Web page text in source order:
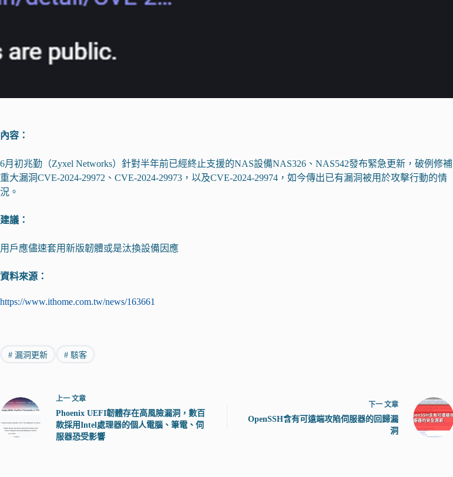
內容：
6月初兆勤（Zyxel Networks）針對半年前已經終止支援的NAS設備NAS326、NAS542發布緊急更新，破例修補
重大漏洞CVE-2024-29972、CVE-2024-29973，以及CVE-2024-29974，如今傳出已有漏洞被用於攻擊行動的情
況。
建議：
用戶應儘速套用新版韌體或是汰換設備因應
資料來源：
https://www.ithome.com.tw/news/163661
#漏洞更新 #駭客
上一 文章
Phoenix UEFI韌體存在高風險漏洞，數百
款採用Intel處理器的個人電腦、筆電、伺
服器恐受影響
下一 文章
OpenSSH含有可遠端攻陷伺服器的回歸漏
洞